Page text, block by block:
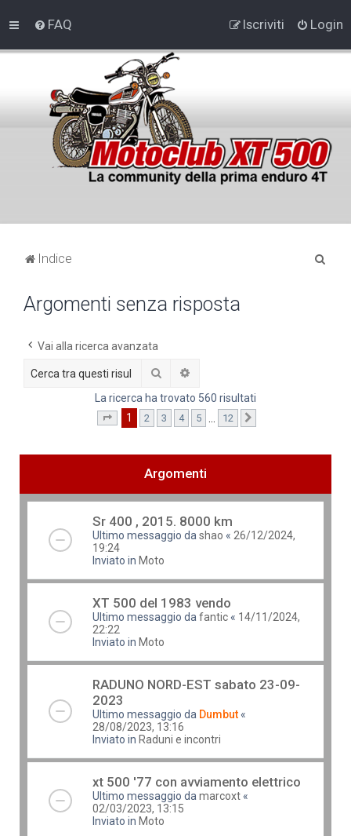
FAQ Login
Iscriviti
Indice
Argomenti senza risposta
Vai alla ricerca avanzata
Cerca
La ricerca ha trovato 560 risultati
Pagina1 di12
1 2 3 4 5 12
Argomenti
Sr 400 , 2015. 8000 km
Ultimo messaggio dashao « 26/12/2024,
19:24
Inviato in Moto
XT 500 del 1983 vendo
Ultimo messaggio dafantic « 14/11/2024,
22:22
Inviato in Moto
RADUNO NORD-EST sabato 23-09-
2023
Ultimo messaggio da Dumbut «
28/08/2023, 13:16
Inviato in Raduni e incontri
xt 500 '77 con avviamento elettrico
Ultimo messaggio damarcoxt «
02/03/2023, 13:15
Inviato in Moto